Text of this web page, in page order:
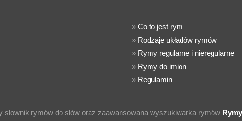
» Co to jest rym
» Rodzaje układów rymów
» Rymy regularne i nieregularne
» Rymy do imion
» Regulamin
słownik rymów do słów oraz zaawansowana wyszukiwarka rymów Rymy